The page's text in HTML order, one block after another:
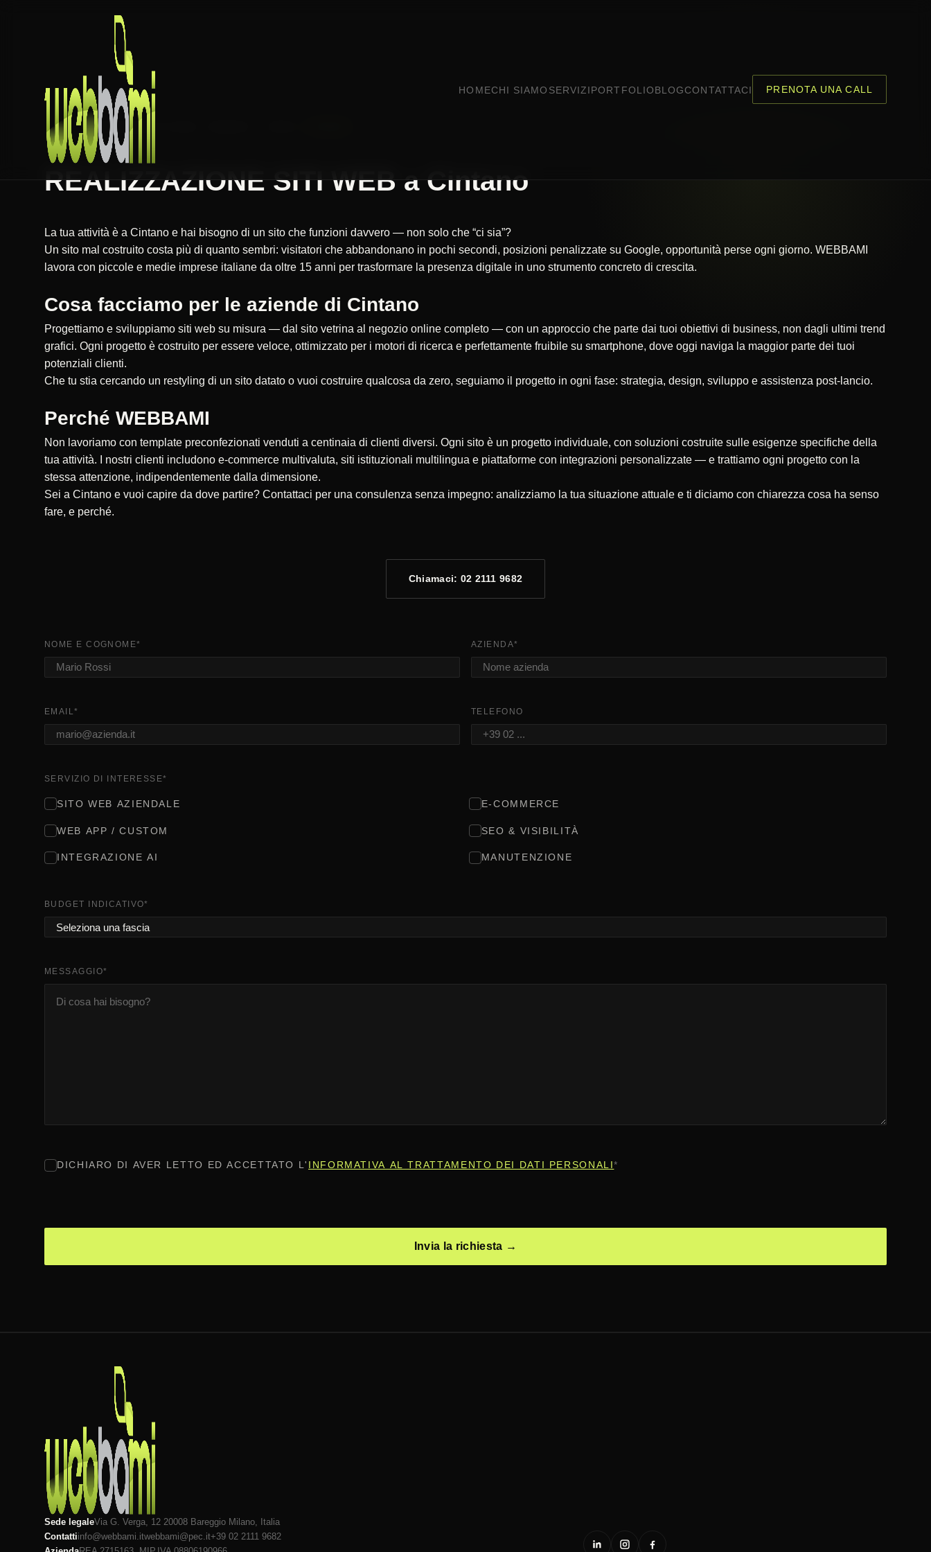
HOMECHI SIAMO SERVIZI PORTFOLIO BLOGCONTATTACI PRENOTA UNA CALL
HOME REALIZZAZIONE SITI WEB
REALIZZAZIONE SITI WEB a Cintano
La tua attività è a Cintano e hai bisogno di un sito che funzioni davvero — non solo che “ci sia”?
Un sito mal costruito costa più di quanto sembri: visitatori che abbandonano in pochi secondi, posizioni penalizzate su Google, opportunità perse ogni giorno. WEBBAMI
lavora con piccole e medie imprese italiane da oltre 15 anni per trasformare la presenza digitale in uno strumento concreto di crescita.
Cosa facciamo per le aziende di Cintano
Progettiamo e sviluppiamo siti web su misura — dal sito vetrina al negozio online completo — con un approccio che parte dai tuoi obiettivi di business, non dagli ultimi trend
grafici. Ogni progetto è costruito per essere veloce, ottimizzato per i motori di ricerca e perfettamente fruibile su smartphone, dove oggi naviga la maggior parte dei tuoi
potenziali clienti.
Che tu stia cercando un restyling di un sito datato o vuoi costruire qualcosa da zero, seguiamo il progetto in ogni fase: strategia, design, sviluppo e assistenza post-lancio.
Perché WEBBAMI
Non lavoriamo con template preconfezionati venduti a centinaia di clienti diversi. Ogni sito è un progetto individuale, con soluzioni costruite sulle esigenze specifiche della
tua attività. I nostri clienti includono e-commerce multivaluta, siti istituzionali multilingua e piattaforme con integrazioni personalizzate — e trattiamo ogni progetto con la
stessa attenzione, indipendentemente dalla dimensione.
Sei a Cintano e vuoi capire da dove partire? Contattaci per una consulenza senza impegno: analizziamo la tua situazione attuale e ti diciamo con chiarezza cosa ha senso
fare, e perché.
Chiamaci: 02 2111 9682
NOME E COGNOME* AZIENDA*
EMAIL* TELEFONO
SERVIZIO DI INTERESSE*
SITO WEB AZIENDALE E-COMMERCE
WEB APP / CUSTOM SEO & VISIBILITÀ
INTEGRAZIONE AI MANUTENZIONE
BUDGET INDICATIVO*
MESSAGGIO*
CONSENSO*
DICHIARO DI AVER LETTO ED ACCETTATO L' INFORMATIVA AL TRATTAMENTO DEI DATI PERSONALI*
Sede legaleVia G. Verga, 12 20008 Bareggio Milano , Italia
Contattiinfo@webbami.itwebbami@pec.it+39 02 2111 9682